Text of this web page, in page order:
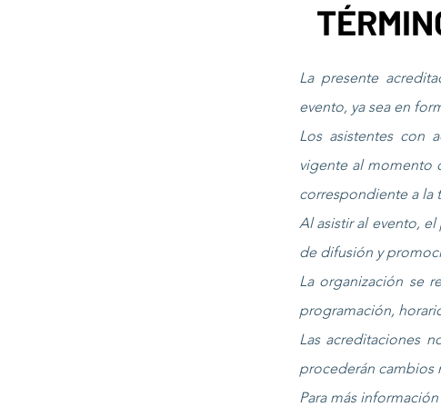
La presente
evento, ya sea en
Los asistentes con
vigente al momento
correspondiente a la
Al asistir al evento,
de difusión y
La organización se
programación,
Las acreditaciones
procederán cambios
Para más